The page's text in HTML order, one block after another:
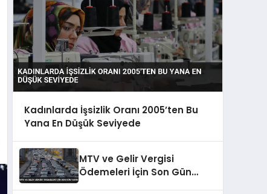
Kadınlarda İşsizlik Oranı 2005’ten Bu
Yana En Düşük Seviyede
MTV ve Gelir Vergisi
Ödemeleri İçin Son Gün